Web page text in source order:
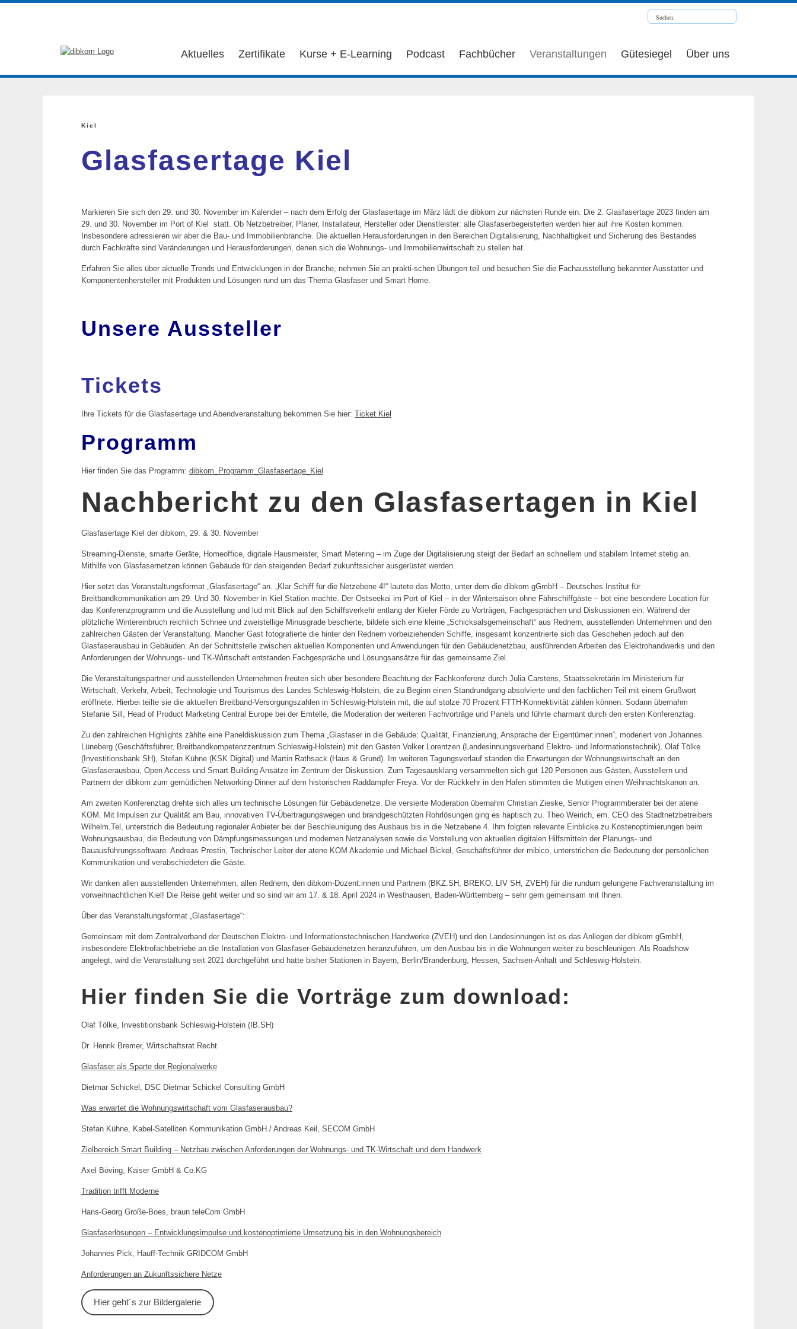
Aktuelles Zertifikate Kurse + E-Learning Podcast Fachbücher Veranstaltungen Gütesiegel Über uns
Kiel
Glasfasertage Kiel
Markieren Sie sich den 29. und 30. November im Kalender – nach dem Erfolg der Glasfasertage im März lädt die dibkom zur nächsten Runde ein. Die 2. Glasfasertage 2023 finden am
29. und 30. November im Port of Kiel statt. Ob Netzbetreiber, Planer, Installateur, Hersteller oder Dienstleister: alle Glasfaserbegeisterten werden hier auf ihre Kosten kommen.
Insbesondere adressieren wir aber die Bau- und Immobilienbranche. Die aktuellen Herausforderungen in den Bereichen Digitalisierung, Nachhaltigkeit und Sicherung des Bestandes
durch Fachkräfte sind Veränderungen und Herausforderungen, denen sich die Wohnungs- und Immobilienwirtschaft zu stellen hat.
Erfahren Sie alles über aktuelle Trends und Entwicklungen in der Branche, nehmen Sie an prakti-schen Übungen teil und besuchen Sie die Fachausstellung bekannter Ausstatter und
Komponentenhersteller mit Produkten und Lösungen rund um das Thema Glasfaser und Smart Home.
Unsere Aussteller
Tickets
Ihre Tickets für die Glasfasertage und Abendveranstaltung bekommen Sie hier: Ticket Kiel
Programm
Hier finden Sie das Programm: dibkom_Programm_Glasfasertage_Kiel
Nachbericht zu den Glasfasertagen in Kiel
Glasfasertage Kiel der dibkom, 29. & 30. November
Streaming-Dienste, smarte Geräte, Homeoffice, digitale Hausmeister, Smart Metering – im Zuge der Digitalisierung steigt der Bedarf an schnellem und stabilem Internet stetig an.
Mithilfe von Glasfasernetzen können Gebäude für den steigenden Bedarf zukunftssicher ausgerüstet werden.
Hier setzt das Veranstaltungsformat „Glasfasertage“ an. „Klar Schiff für die Netzebene 4!“ lautete das Motto, unter dem die dibkom gGmbH – Deutsches Institut für
Breitbandkommunikation am 29. Und 30. November in Kiel Station machte. Der Ostseekai im Port of Kiel – in der Wintersaison ohne Fährschiffgäste – bot eine besondere Location für
das Konferenzprogramm und die Ausstellung und lud mit Blick auf den Schiffsverkehr entlang der Kieler Förde zu Vorträgen, Fachgesprächen und Diskussionen ein. Während der
plötzliche Wintereinbruch reichlich Schnee und zweistellige Minusgrade bescherte, bildete sich eine kleine „Schicksalsgemeinschaft“ aus Rednern, ausstellenden Unternehmen und den
zahlreichen Gästen der Veranstaltung. Mancher Gast fotografierte die hinter den Rednern vorbeiziehenden Schiffe, insgesamt konzentrierte sich das Geschehen jedoch auf den
Glasfaserausbau in Gebäuden. An der Schnittstelle zwischen aktuellen Komponenten und Anwendungen für den Gebäudenetzbau, ausführenden Arbeiten des Elektrohandwerks und den
Anforderungen der Wohnungs- und TK-Wirtschaft entstanden Fachgespräche und Lösungsansätze für das gemeinsame Ziel.
Die Veranstaltungspartner und ausstellenden Unternehmen freuten sich über besondere Beachtung der Fachkonferenz durch Julia Carstens, Staatssekretärin im Ministerium für
Wirtschaft, Verkehr, Arbeit, Technologie und Tourismus des Landes Schleswig-Holstein, die zu Beginn einen Standrundgang absolvierte und den fachlichen Teil mit einem Grußwort
eröffnete. Hierbei teilte sie die aktuellen Breitband-Versorgungszahlen in Schleswig-Holstein mit, die auf stolze 70 Prozent FTTH-Konnektivität zählen können. Sodann übernahm
Stefanie Sill, Head of Product Marketing Central Europe bei der Emtelle, die Moderation der weiteren Fachvorträge und Panels und führte charmant durch den ersten Konferenztag.
Zu den zahlreichen Highlights zählte eine Paneldiskussion zum Thema „Glasfaser in die Gebäude: Qualität, Finanzierung, Ansprache der Eigentümer:innen“, moderiert von Johannes
Lüneberg (Geschäftsführer, Breitbandkompetenzzentrum Schleswig-Holstein) mit den Gästen Volker Lorentzen (Landesinnungsverband Elektro- und Informationstechnik), Olaf Tölke
(Investitionsbank SH), Stefan Kühne (KSK Digital) und Martin Rathsack (Haus & Grund). Im weiteren Tagungsverlauf standen die Erwartungen der Wohnungswirtschaft an den
Glasfaserausbau, Open Access und Smart Building Ansätze im Zentrum der Diskussion. Zum Tagesausklang versammelten sich gut 120 Personen aus Gästen, Ausstellern und
Partnern der dibkom zum gemütlichen Networking-Dinner auf dem historischen Raddampfer Freya. Vor der Rückkehr in den Hafen stimmten die Mutigen einen Weihnachtskanon an.
Am zweiten Konferenztag drehte sich alles um technische Lösungen für Gebäudenetze. Die versierte Moderation übernahm Christian Zieske, Senior Programmberater bei der atene
KOM. Mit Impulsen zur Qualität am Bau, innovativen TV-Übertragungswegen und brandgeschützten Rohrlösungen ging es haptisch zu. Theo Weirich, em. CEO des Stadtnetzbetreibers
Wilhelm.Tel, unterstrich die Bedeutung regionaler Anbieter bei der Beschleunigung des Ausbaus bis in die Netzebene 4. Ihm folgten relevante Einblicke zu Kostenoptimierungen beim
Wohnungsausbau, die Bedeutung von Dämpfungsmessungen und modernen Netzanalysen sowie die Vorstellung von aktuellen digitalen Hilfsmitteln der Planungs- und
Bauausführungssoftware. Andreas Prestin, Technischer Leiter der atene KOM Akademie und Michael Bickel, Geschäftsführer der mibico, unterstrichen die Bedeutung der persönlichen
Kommunikation und verabschiedeten die Gäste.
Wir danken allen ausstellenden Unternehmen, allen Rednern, den dibkom-Dozent:innen und Partnern (BKZ.SH, BREKO, LIV SH, ZVEH) für die rundum gelungene Fachveranstaltung im
vorweihnachtlichen Kiel! Die Reise geht weiter und so sind wir am 17. & 18. April 2024 in Westhausen, Baden-Württemberg – sehr gern gemeinsam mit Ihnen.
Über das Veranstaltungsformat „Glasfasertage“:
Gemeinsam mit dem Zentralverband der Deutschen Elektro- und Informationstechnischen Handwerke (ZVEH) und den Landesinnungen ist es das Anliegen der dibkom gGmbH,
insbesondere Elektrofachbetriebe an die Installation von Glasfaser-Gebäudenetzen heranzuführen, um den Ausbau bis in die Wohnungen weiter zu beschleunigen. Als Roadshow
angelegt, wird die Veranstaltung seit 2021 durchgeführt und hatte bisher Stationen in Bayern, Berlin/Brandenburg, Hessen, Sachsen-Anhalt und Schleswig-Holstein.
Hier finden Sie die Vorträge zum download:
Olaf Tölke, Investitionsbank Schleswig-Holstein (IB.SH)
Dr. Henrik Bremer, Wirtschaftsrat Recht
Glasfaser als Sparte der Regionalwerke
Dietmar Schickel, DSC Dietmar Schickel Consulting GmbH
Was erwartet die Wohnungswirtschaft vom Glasfaserausbau?
Stefan Kühne, Kabel-Satelliten Kommunikation GmbH / Andreas Keil, SECOM GmbH
Zielbereich Smart Building – Netzbau zwischen Anforderungen der Wohnungs- und TK-Wirtschaft und dem Handwerk
Axel Böving, Kaiser GmbH & Co.KG
Tradition trifft Moderne
Hans-Georg Große-Boes, braun teleCom GmbH
Glasfaserlösungen – Entwicklungsimpulse und kostenoptimierte Umsetzung bis in den Wohnungsbereich
Johannes Pick, Hauff-Technik GRIDCOM GmbH
Anforderungen an Zukunftssichere Netze
Hier geht´s zur Bildergalerie